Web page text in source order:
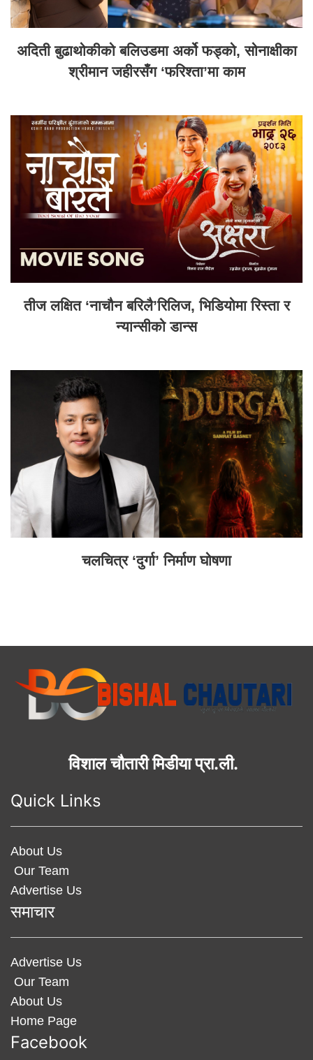
अदिती बुढाथोकीको बलिउडमा अर्को फड्को, सोनाक्षीका
श्रीमान जहीरसँग ‘फरिश्ता’मा काम
तीज लक्षित ‘नाचौन बरिलै’रिलिज, भिडियोमा रिस्ता र
न्यान्सीको डान्स
चलचित्र ‘दुर्गा’ निर्माण घोषणा
विशाल चौतारी मिडीया प्रा.ली.
Quick Links
About Us
Our Team
Advertise Us
समाचार
Advertise Us
Our Team
About Us
Home Page
Facebook